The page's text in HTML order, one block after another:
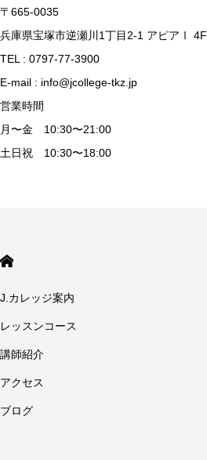
〒665-0035
兵庫県宝塚市逆瀬川1丁目2-1 アピアⅠ 4F
TEL : 0797-77-3900
E-mail : info@jcollege-tkz.jp
営業時間
月〜金 10:30〜21:00
土日祝 10:30〜18:00
J.カレッジ案内
レッスンコース
講師紹介
アクセス
ブログ